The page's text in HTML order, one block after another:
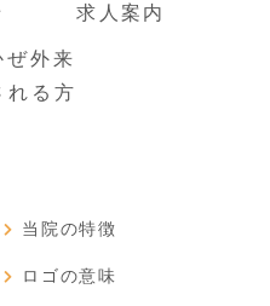
求人案内
ぜ外来
れる方
当院の特徴
ロゴの意味